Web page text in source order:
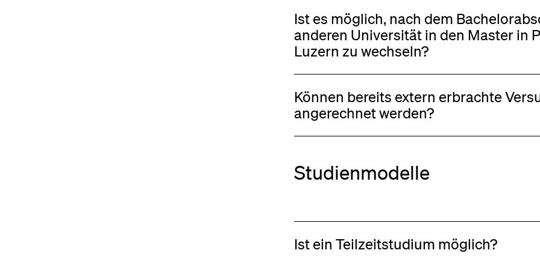
Ist es möglich, nach dem
anderen Universität in den Master in Psychologie an der Universität
Luzern zu wechseln?
Können bereits extern erbrachte
angerechnet werden?
Studienmodelle
Ist ein Teilzeitstudium möglich?